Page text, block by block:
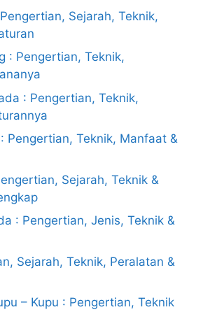
Sejarah, Teknik,
: Pengertian, Teknik,
: Pengertian, Teknik,
Pengertian, Teknik, Manfaat &
Sejarah, Teknik &
: Pengertian, Jenis, Teknik &
Sejarah, Teknik, Peralatan &
– Kupu : Pengertian, Teknik